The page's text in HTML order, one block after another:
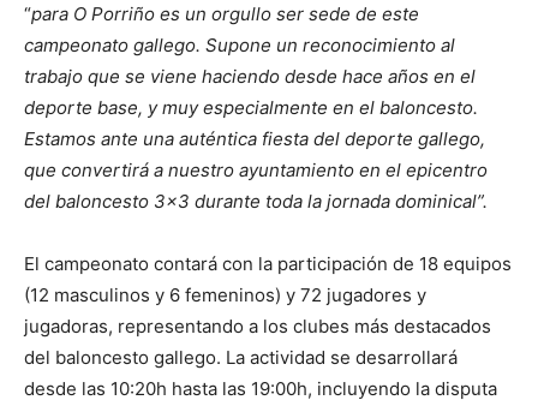
“para O Porriño es un orgullo ser sede de este
campeonato gallego. Supone un reconocimiento al
trabajo que se viene haciendo desde hace años en el
deporte base, y muy especialmente en el baloncesto.
Estamos ante una auténtica fiesta del deporte gallego,
que convertirá a nuestro ayuntamiento en el epicentro
del baloncesto 3×3 durante toda la jornada dominical”.
El campeonato contará con la participación de 18 equipos
(12 masculinos y 6 femeninos) y 72 jugadores y
jugadoras, representando a los clubes más destacados
del baloncesto gallego. La actividad se desarrollará
desde las 10:20h hasta las 19:00h, incluyendo la disputa